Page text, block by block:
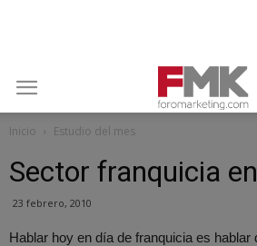
Inicio Estudio del mes
Sector franquicia
23 febrero, 2010
Hablar hoy en día de franquicia es hablar